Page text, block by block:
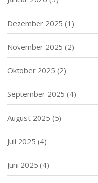
Dezember 2025 (1)
November 2025 (2)
Oktober 2025 (2)
September 2025 (4)
August 2025 (5)
Juli 2025 (4)
Juni 2025 (4)